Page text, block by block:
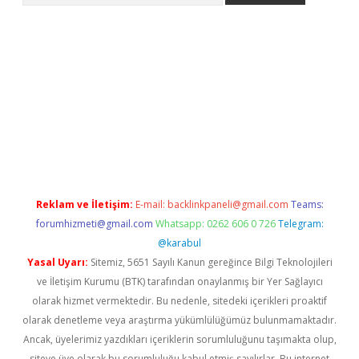
Reklam ve İletişim: E-mail: backlinkpaneli@gmail.com Teams:
forumhizmeti@gmail.com Whatsapp: 0262 606 0 726 Telegram:
@karabul
Yasal Uyarı: Sitemiz, 5651 Sayılı Kanun gereğince Bilgi Teknolojileri
ve İletişim Kurumu (BTK) tarafından onaylanmış bir Yer Sağlayıcı
olarak hizmet vermektedir. Bu nedenle, sitedeki içerikleri proaktif
olarak denetleme veya araştırma yükümlülüğümüz bulunmamaktadır.
Ancak, üyelerimiz yazdıkları içeriklerin sorumluluğunu taşımakta olup,